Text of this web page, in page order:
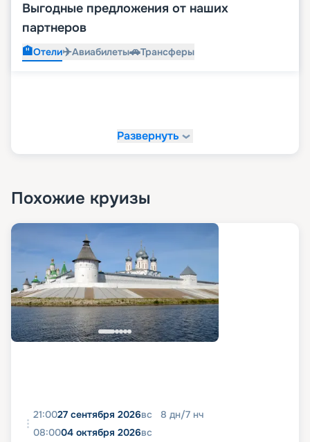
Выгодные предложения от наших
партнеров
🏨Отели✈️Авиабилеты🚗Трансферы
Развернуть
Похожие круизы
21:0027 сентября 2026вс 8 дн/7 нч
08:0004 октября 2026вс